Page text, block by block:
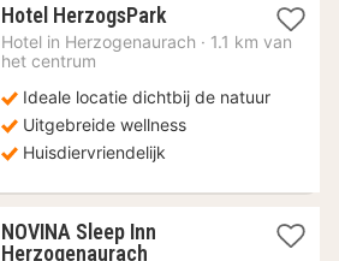
Hotel HerzogsPark2
nachten
€
Hotel in Herzogenaurach · 1.1 km van
het centrum
Ideale locatie dichtbij de natuur
Uitgebreide wellness
Huisdiervriendelijk
NOVINA Sleep Inn
Herzogenaurach1